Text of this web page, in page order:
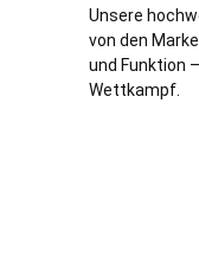
Unsere
von den
und Funktion
Wettkampf.